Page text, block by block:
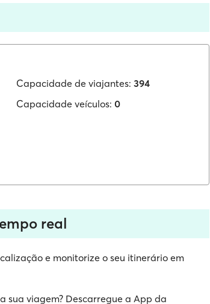
Capacidade de viajantes: 394
Capacidade veículos: 0
real
e monitorize o seu itinerário em
sua viagem? Descarregue a App da